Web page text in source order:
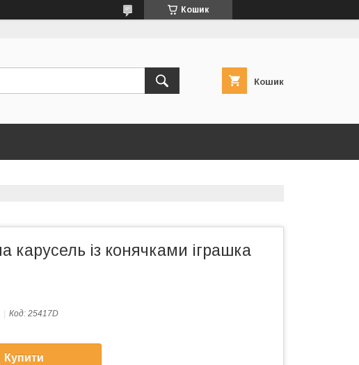
Кошик
Кошик
карусель із конячками іграшка
Код: 25417D
Купити